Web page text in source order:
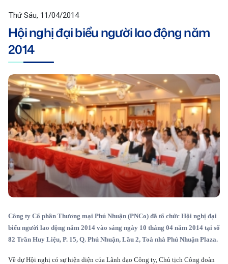
Thứ Sáu, 11/04/2014
Hội nghị đại biểu người lao động năm
2014
Công ty Cổ phần Thương mại Phú Nhuận (PNCo) đã tổ chức Hội nghị đại
biểu người lao động năm 2014 vào sáng ngày 10 tháng 04 năm 2014 tại số
82 Trần Huy Liệu, P. 15, Q. Phú Nhuận, Lầu 2, Toà nhà Phú Nhuận Plaza.
Về dự Hội nghị có sự hiện diện của Lãnh đạo Công ty, Chủ tịch Công đoàn